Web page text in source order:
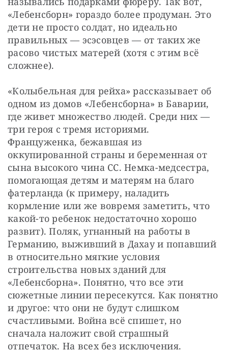
«Лебенсборн» гораздо более продуман. Это
дети не просто солдат, но идеально
правильных — эсэсовцев — от таких же
расово чистых матерей (хотя с этим всё
сложнее).
«Колыбельная для рейха» рассказывает об
одном из домов «Лебенсборна» в Баварии,
где живет множество людей. Среди них —
три героя с тремя историями.
Француженка, бежавшая из
оккупированной страны и беременная от
сына высокого чина СС. Немка-медсестра,
помогающая детям и матерям на благо
фатерланда (к примеру, наладить
кормление или же вовремя заметить, что
какой-то ребенок недостаточно хорошо
развит). Поляк, угнанный на работы в
Германию, выживший в Дахау и попавший
в относительно мягкие условия
строительства новых зданий для
«Лебенсборна». Понятно, что все эти
сюжетные линии пересекутся. Как понятно
и другое: что они не будут слишком
счастливыми. Война всё спишет, но
сначала наложит свой страшный
отпечаток. На всех без исключения.